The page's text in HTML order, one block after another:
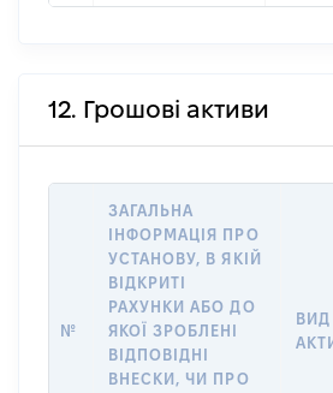
12. Грошові активи
№
ЗАГАЛЬНА
ІНФОРМАЦІЯ ПРО
УСТАНОВУ, В ЯКІЙ
ВІДКРИТІ
РАХУНКИ АБО ДО
ЯКОЇ ЗРОБЛЕНІ
ВІДПОВІДНІ
ВНЕСКИ, ЧИ ПРО
ВИД